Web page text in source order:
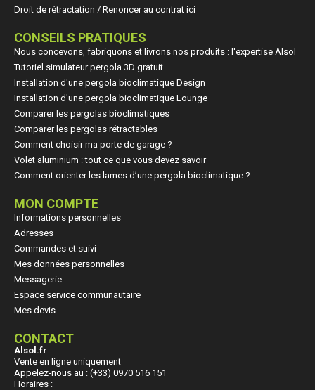
Droit de rétractation / Renoncer au contrat ici
CONSEILS PRATIQUES
Nous concevons, fabriquons et livrons nos produits : l'expertise Alsol
Tutoriel simulateur pergola 3D gratuit
Installation d'une pergola bioclimatique Design
Installation d'une pergola bioclimatique Lounge
Comparer les pergolas bioclimatiques
Comparer les pergolas rétractables
Comment choisir ma porte de garage ?
Volet aluminium : tout ce que vous devez savoir
Comment orienter les lames d’une pergola bioclimatique ?
MON COMPTE
Informations personnelles
Adresses
Commandes et suivi
Mes données personnelles
Messagerie
Espace service communautaire
Mes devis
CONTACT
Alsol.fr
Vente en ligne uniquement
Appelez-nous au : (+33) 0970 516 151
Horaires :